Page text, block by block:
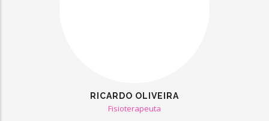
RICARDO OLIVEIRA
Fisioterapeuta